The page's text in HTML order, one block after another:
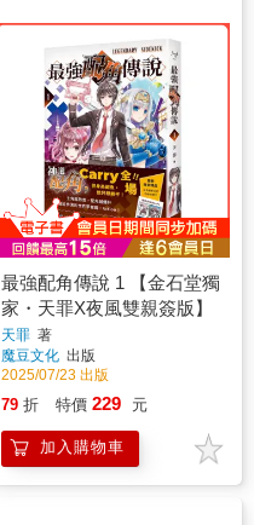
最強配角傳說 1 【金石堂獨
家・天罪X夜風雙親簽版】
天罪 著
魔豆文化 出版
2025/07/23 出版
79 折 特價 229 元
加入購物車